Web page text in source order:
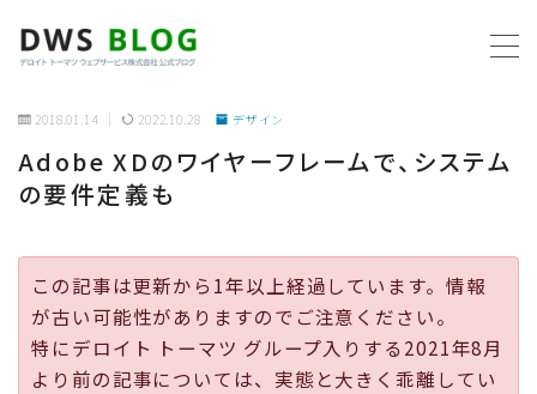
ホーム
プログラミング
ビジネス
2018.01.14 2022.10.28 デザイン
Adobe XDのワイヤーフレームで、システム
の要件定義も
この記事は更新から1年以上経過しています。情報
が古い可能性がありますのでご注意ください。
特にデロイト トーマツ グループ入りする2021年8月
より前の記事については、実態と大きく乖離してい